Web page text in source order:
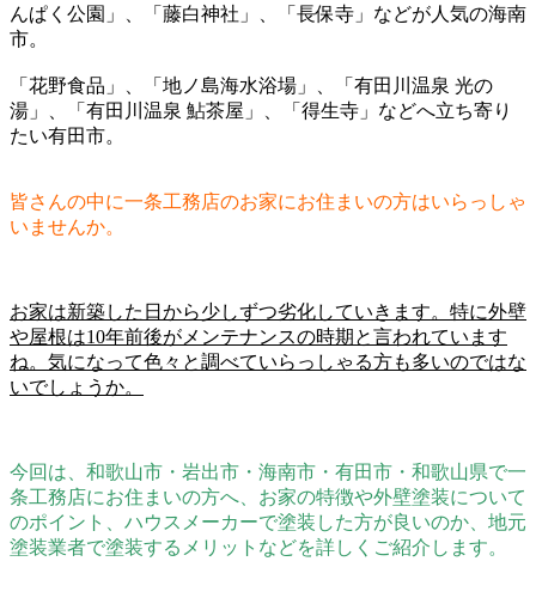
んぱく公園」、「藤白神社」、「長保寺」などが人気の海南
市。
「花野食品」、「地ノ島海水浴場」、「有田川温泉 光の
湯」、「有田川温泉 鮎茶屋」、「得生寺」などへ立ち寄り
たい有田市。
皆さんの中に一条工務店のお家にお住まいの方はいらっしゃ
いませんか。
お家は新築した日から少しずつ劣化していきます。特に外壁
や屋根は10年前後がメンテナンスの時期と言われています
ね。気になって色々と調べていらっしゃる方も多いのではな
いでしょうか。
今回は、和歌山市・岩出市・海南市・有田市・和歌山県で一
条工務店にお住まいの方へ、お家の特徴や外壁塗装について
のポイント、ハウスメーカーで塗装した方が良いのか、地元
塗装業者で塗装するメリットなどを詳しくご紹介します。